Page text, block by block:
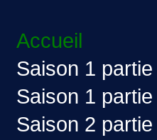
Accueil
Saison 1
Saison 1
Saison 2